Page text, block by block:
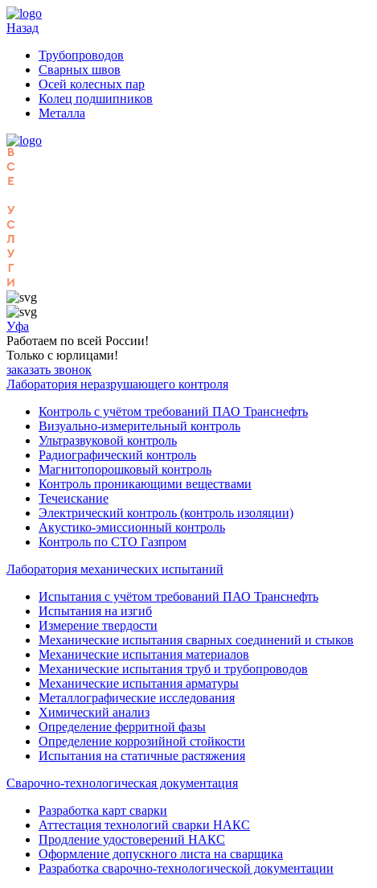
Назад
Трубопроводов
Сварных швов
Осей колесных пар
Колец подшипников
Металла
Уфа
Работаем по всей России!
Только с юрлицами!
заказать звонок
Лаборатория неразрушающего контроля
Контроль с учётом требований ПАО Транснефть
Визуально-измерительный контроль
Ультразвуковой контроль
Радиографический контроль
Магнитопорошковый контроль
Контроль проникающими веществами
Течеискание
Электрический контроль (контроль изоляции)
Акустико-эмиссионный контроль
Контроль по СТО Газпром
Лаборатория механических испытаний
Испытания с учётом требований ПАО Транснефть
Испытания на изгиб
Измерение твердости
Механические испытания сварных соединений и стыков
Механические испытания материалов
Механические испытания труб и трубопроводов
Механические испытания арматуры
Металлографические исследования
Химический анализ
Определение ферритной фазы
Определение коррозийной стойкости
Испытания на статичные растяжения
Сварочно-технологическая документация
Разработка карт сварки
Аттестация технологий сварки НАКС
Продление удостоверений НАКС
Оформление допускного листа на сварщика
Разработка сварочно-технологической документации